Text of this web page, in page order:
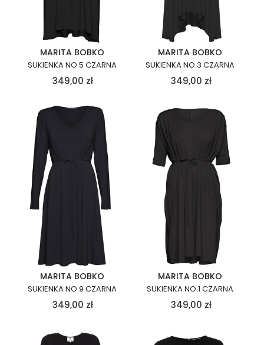
MARITA BOBKO
SUKIENKA NO.5 CZARNA
349,00 zł
MARITA BOBKO
SUKIENKA NO.3 CZARNA
349,00 zł
MARITA BOBKO
SUKIENKA NO.9 CZARNA
349,00 zł
MARITA BOBKO
SUKIENKA NO.1 CZARNA
349,00 zł